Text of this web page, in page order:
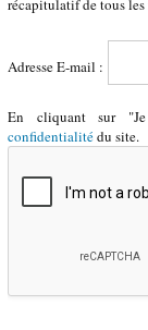
récapitulatif de tous
Adresse E-mail :
En cliquant sur
confidentialitédu site.